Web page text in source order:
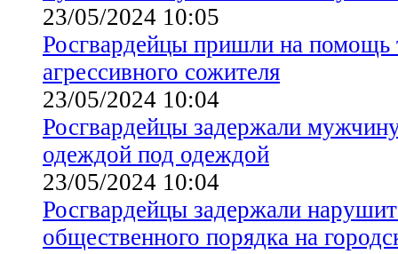
23/05/2024 10:05
Росгвардейцы пришли на помощь
агрессивного сожителя
23/05/2024 10:04
Росгвардейцы задержали
одеждой под одеждой
23/05/2024 10:04
Росгвардейцы задержали
общественного порядка на